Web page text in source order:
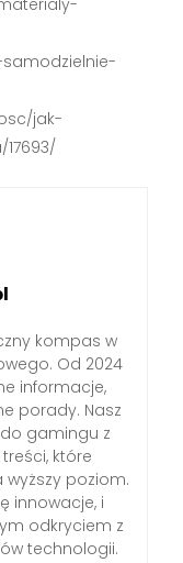
jak-
kompas w
Od 2024
informacje,
porady. Nasz
do gamingu z
które
poziom.
innowacje, i
odkryciem z
technologii.